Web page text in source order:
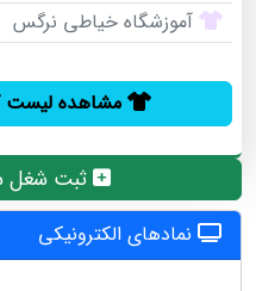
آموزشگاه خیاطی نرگس
مشاهده لیست
ثبت شغل
نمادهای الکترونیکی